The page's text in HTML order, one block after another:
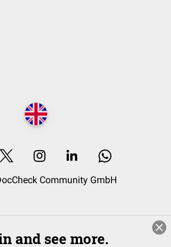
Community GmbH
and see more.